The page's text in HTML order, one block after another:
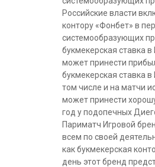
Российские власти
контору «Фонбет» в
системообразующих
букмекерская ставка
может принести
букмекерская ставка
том числе и на матчи
может принести
год у подопечных
Париматч Игровой
всем по своей
как букмекерская
день этот бренд